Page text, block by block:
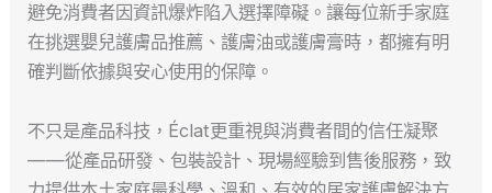
避免消費者因資訊爆炸陷入選擇障礙。讓每位新手家庭
在挑選嬰兒護膚品推薦、護膚油或護膚膏時，都擁有明
確判斷依據與安心使用的保障。
不只是產品科技，Éclat更重視與消費者間的信任凝聚
——從產品研發、包裝設計、現場經驗到售後服務，致